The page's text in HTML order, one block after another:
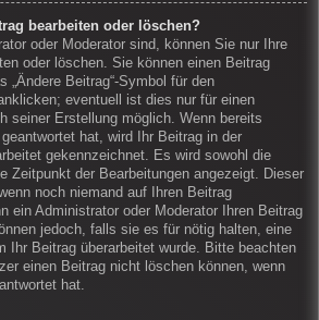
bearbeiten oder löschen?
oder Moderator sind, können Sie nur Ihre
oder löschen. Sie können einen Beitrag
„Ändere Beitrag“-Symbol für den
eventuell ist dies nur für einen
seiner Erstellung möglich. Wenn bereits
hat, wird Ihr Beitrag in der
gekennzeichnet. Es wird sowohl die
Zeitpunkt der Bearbeitungen angezeigt. Dieser
noch niemand auf Ihren Beitrag
ein Administrator oder Moderator Ihren Beitrag
jedoch, falls sie es für nötig halten, eine
Ihr Beitrag überarbeitet wurde. Bitte beachten
einen Beitrag nicht löschen können, wenn
hat.